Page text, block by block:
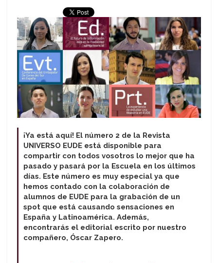
¡Ya está aquí! El número 2 de la Revista
UNIVERSO EUDE está disponible para
compartir con todos vosotros lo mejor que ha
pasado y pasará por la Escuela en los últimos
días. Este número es muy especial ya que
hemos contado con la colaboración de
alumnos de EUDE para la grabación de un
spot que está causando sensaciones en
España y Latinoamérica. Además,
encontrarás el editorial escrito por nuestro
compañero, Óscar Zapero.